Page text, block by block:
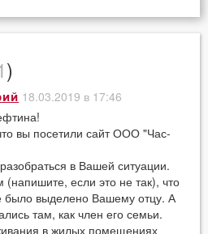
)
18.03.2019 в 17:46
вы посетили сайт ООО "Час-
в Вашей ситуации.
если это не так), что
было выделено Вашему отцу. А
там, как член его семьи.
в жилых помещениях